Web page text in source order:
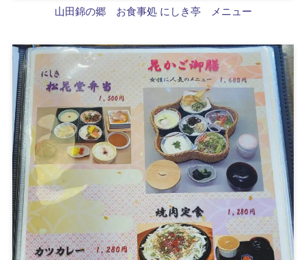
山田錦の郷 お食事処 にしき亭 メニュー